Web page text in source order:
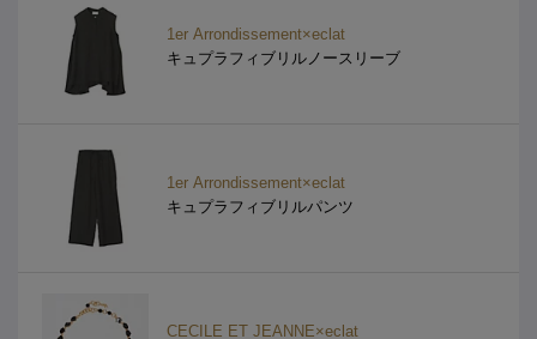
1er Arrondissement×eclat
キュプラフィブリルノースリーブ
1er Arrondissement×eclat
キュプラフィブリルパンツ
CECILE ET JEANNE×eclat